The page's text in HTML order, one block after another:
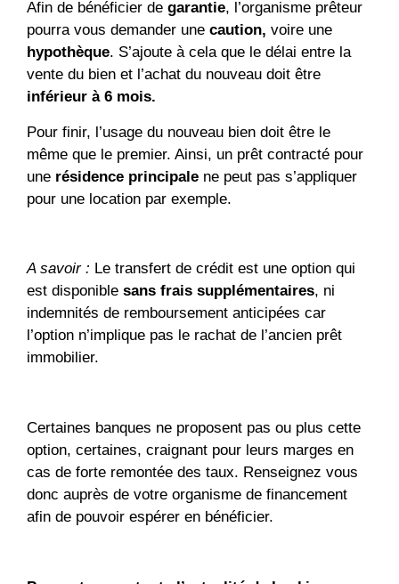
Afin de bénéficier de garantie, l’organisme prêteur
pourra vous demander une caution, voire une
hypothèque. S’ajoute à cela que le délai entre la
vente du bien et l’achat du nouveau doit être
inférieur à 6 mois.
Pour finir, l’usage du nouveau bien doit être le
même que le premier. Ainsi, un prêt contracté pour
une résidence principale ne peut pas s’appliquer
pour une location par exemple.
A savoir: Le transfert de crédit est une option qui
est disponible sans frais supplémentaires, ni
indemnités de remboursement anticipées car
l’option n’implique pas le rachat de l’ancien prêt
immobilier.
Certaines banques ne proposent pas ou plus cette
option, certaines, craignant pour leurs marges en
cas de forte remontée des taux. Renseignez vous
donc auprès de votre organisme de financement
afin de pouvoir espérer en bénéficier.